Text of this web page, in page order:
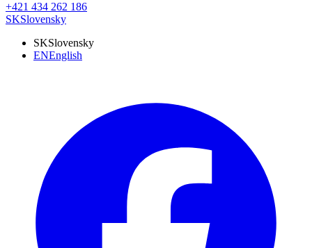
+421 434 262 186
SKSlovensky
SKSlovensky
ENEnglish